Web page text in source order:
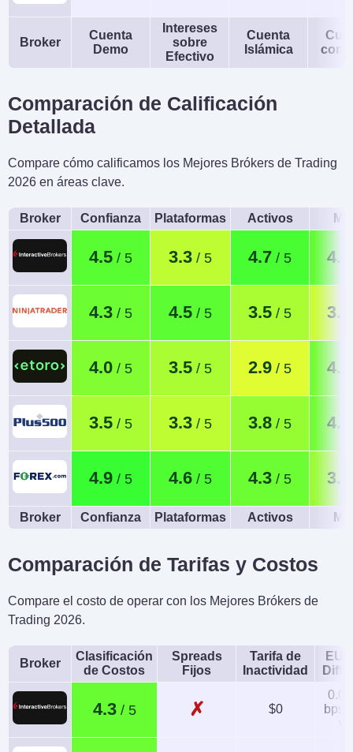
Broker
Cuenta
Demo
Intereses
sobre
Efectivo
Cuenta
Islámica
Comparación de Calificación
Detallada
Compare cómo calificamos los Mejores Brókers de Trading
2026 en áreas clave.
Broker Confianza Plataformas Activos
4.5 3.3 4.7 4.4
4.3 4.5 3.5 3.1
4.0 3.5 2.9 4.2
3.5 3.3 3.8 4.2
4.9 4.6 4.3 3.7
Broker Confianza Plataformas Activos
Comparación de Tarifas y Costos
Compare el costo de operar con los Mejores Brókers de
Trading 2026.
Broker
Clasificación
de Costos
Spreads
Fijos
Tarifa de
Inactividad
4.3 ✗ $0
bps